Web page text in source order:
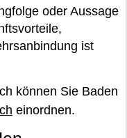
oder Aussage
ist
können Sie Baden
einordnen.